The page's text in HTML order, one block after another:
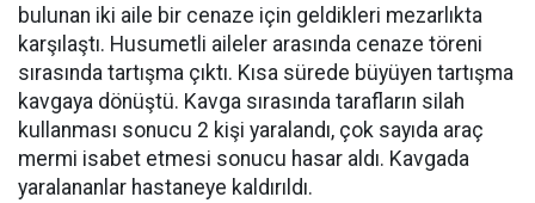
bulunan iki aile bir cenaze için geldikleri mezarlıkta
karşılaştı. Husumetli aileler arasında cenaze töreni
sırasında tartışma çıktı. Kısa sürede büyüyen tartışma
kavgaya dönüştü. Kavga sırasında tarafların silah
kullanması sonucu 2 kişi yaralandı, çok sayıda araç
mermi isabet etmesi sonucu hasar aldı. Kavgada
yaralananlar hastaneye kaldırıldı.